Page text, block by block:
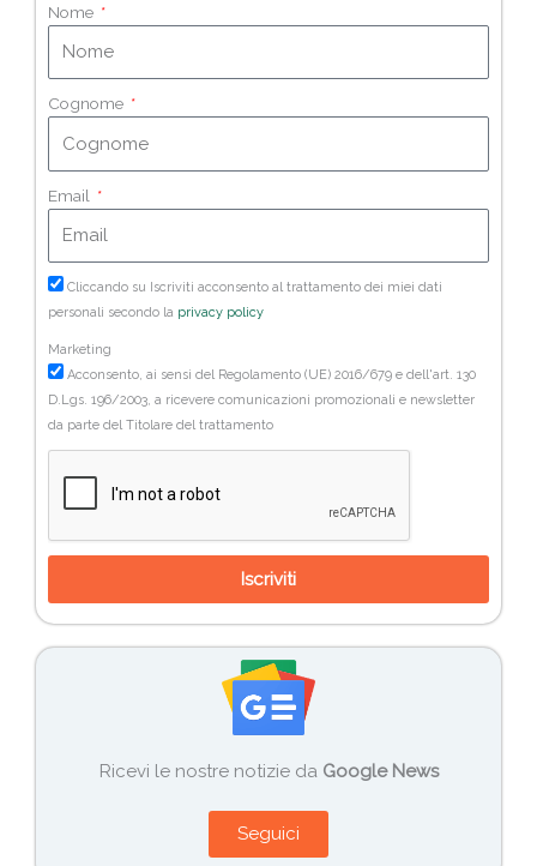
Nome
Cognome
Email
Cliccando su Iscriviti acconsento al trattamento dei miei dati
personali secondo la privacy policy
Marketing
Acconsento, ai sensi del Regolamento (UE) 2016/679 e dell'art. 130
D.Lgs. 196/2003, a ricevere comunicazioni promozionali e newsletter
da parte del Titolare del trattamento
Iscriviti
Ricevi le nostre notizie da Google News
Seguici